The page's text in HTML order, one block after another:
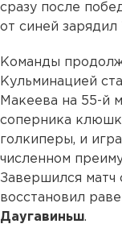
сразу после
от синей зарядил
Команды
Кульминацией
Макеева на 55-й
соперника
голкиперы, и
численном
Завершился матч
восстановил
Даугавиньш.